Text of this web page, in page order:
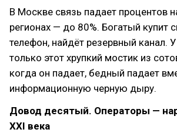
В Москве связь падает процентов
регионах — до 80%. Богатый купит
телефон, найдёт резервный канал.
только этот хрупкий мостик из
когда он падает, бедный падает
информационную черную дыру.
Довод десятый. Операторы —
XXI века